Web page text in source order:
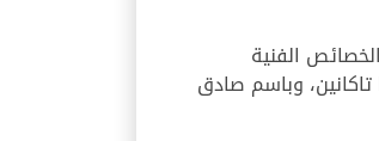
الفنية
تاكانين، وباسم صادق